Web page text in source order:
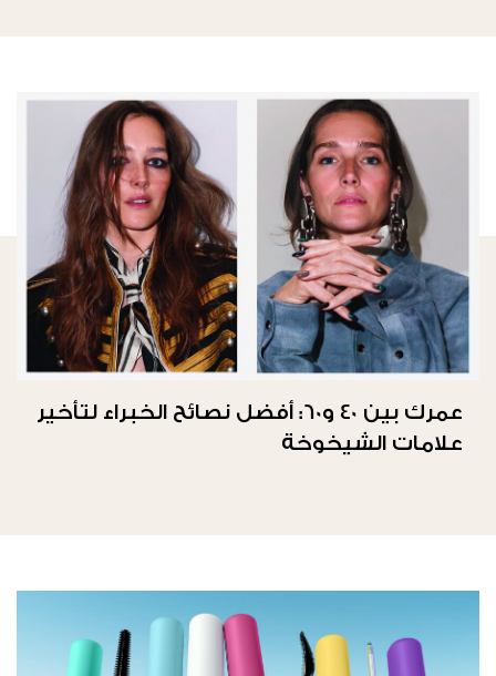
عمرك بين 40 و60: أفضل نصائح الخبراء لتأخير
علامات الشيخوخة